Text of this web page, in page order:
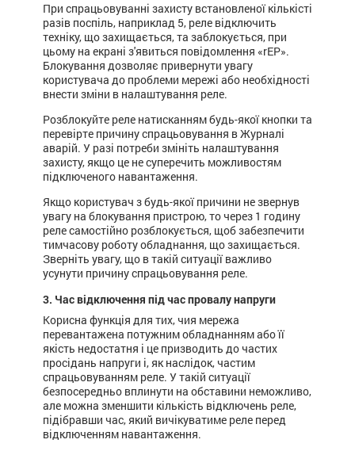
При спрацьовуванні захисту встановленої кількісті
разів поспіль, наприклад 5, реле відключить
техніку, що захищається, та заблокується, при
цьому на екрані з'явиться повідомлення «rEP».
Блокування дозволяє привернути увагу
користувача до проблеми мережі або необхідності
внести зміни в налаштування реле.
Розблокуйте реле натисканням будь-якої кнопки та
перевірте причину спрацьовування в Журналі
аварій. У разі потреби змініть налаштування
захисту, якщо це не суперечить можливостям
підключеного навантаження.
Якщо користувач з будь-якої причини не звернув
увагу на блокування пристрою, то через 1 годину
реле самостійно розблокується, щоб забезпечити
тимчасову роботу обладнання, що захищається.
Зверніть увагу, що в такій ситуації важливо
усунути причину спрацьовування реле.
3. Час відключення під час провалу напруги
Корисна функція для тих, чия мережа
перевантажена потужним обладнанням або її
якість недостатня і це призводить до частих
просідань напруги і, як наслідок, частим
спрацьовуванням реле. У такій ситуації
безпосередньо вплинути на обставини неможливо,
але можна зменшити кількість відключень реле,
підібравши час, який вичікуватиме реле перед
відключенням навантаження.